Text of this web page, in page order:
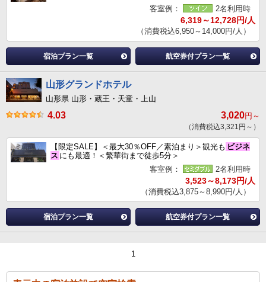
客室例：
2名利用時
6,319～12,728円/人
（消費税込6,950～14,000円/人）
宿泊プラン一覧 航空券付プラン一覧
山形グランドホテル
山形県 山形・蔵王・天童・上山
4.03 3,020円～
（消費税込3,321円～）
【限定SALE】＜最大30％OFF／素泊まり＞観光も ビジネ
ス にも最適！＜繁華街まで徒歩5分＞
客室例：
2名利用時
3,523～8,173円/人
（消費税込3,875～8,990円/人）
宿泊プラン一覧 航空券付プラン一覧
1